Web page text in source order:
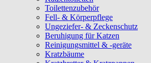
Toilettenzubehör
Fell- & Körperpflege
Ungeziefer- & Zeckenschutz
Beruhigung für Katzen
Reinigungsmittel & -geräte
Kratzbäume